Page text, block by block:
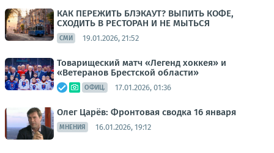
КАК ПЕРЕЖИТЬ БЛЭКАУТ? ВЫПИТЬ КОФЕ,
СХОДИТЬ В РЕСТОРАН И НЕ МЫТЬСЯ
СМИ 19.01.2026, 21:52
Товарищеский матч «Легенд хоккея» и
«Ветеранов Брестской области»
ОФИЦ. 17.01.2026, 01:36
Олег Царёв: Фронтовая сводка 16 января
МНЕНИЯ 16.01.2026, 19:12